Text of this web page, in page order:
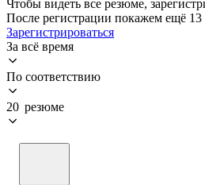
Чтобы видеть все резюме,
После регистрации покажем ещё
Зарегистрироваться
За всё время
По соответствию
20 резюме